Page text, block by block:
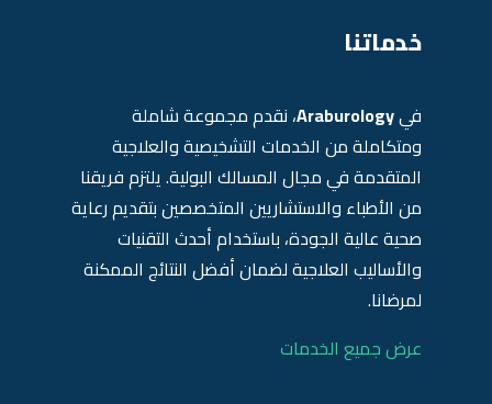
خدماتنا
فيAraburology، نقدم مجموعة شاملة
ومتكاملة من الخدمات التشخيصية والعلاجية
المتقدمة في مجال المسالك البولية. يلتزم فريقنا
من الأطباء والاستشاريين المتخصصين بتقديم رعاية
صحية عالية الجودة، باستخدام أحدث التقنيات
والأساليب العلاجية لضمان أفضل النتائج الممكنة
لمرضانا.
عرض جميع الخدمات